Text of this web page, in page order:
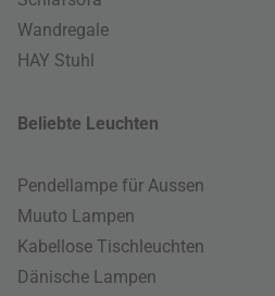
Wandregale
HAY Stuhl
Beliebte Leuchten
Pendellampe für Aussen
Muuto Lampen
Kabellose Tischleuchten
Dänische Lampen